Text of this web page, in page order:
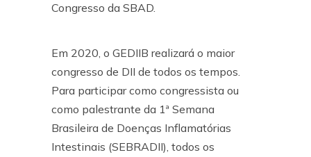
Congresso da SBAD.
Em 2020, o GEDIIB realizará o maior
congresso de DII de todos os tempos.
Para participar como congressista ou
como palestrante da 1ª Semana
Brasileira de Doenças Inflamatórias
Intestinais (SEBRADII), todos os